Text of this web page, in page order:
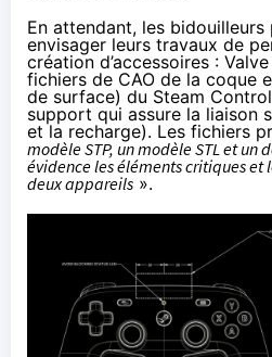
En attendant, les
envisager leurs travaux de
création d’accessoires : Valve
fichiers de CAO de la coque
de surface) du Steam
support qui assure la liaison
et la recharge). Les fichiers
modèle STP, un modèle STL et un
évidence les éléments critiques et
deux appareils ».